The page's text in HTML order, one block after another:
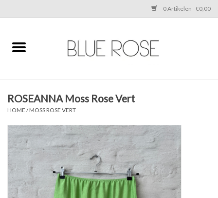
0 Artikelen - €0,00
Home
ACCESSORIES
SHOES
SALE
Cadeaubonnen
ROSEANNA Moss Rose Vert
HOME /MOSS ROSE VERT